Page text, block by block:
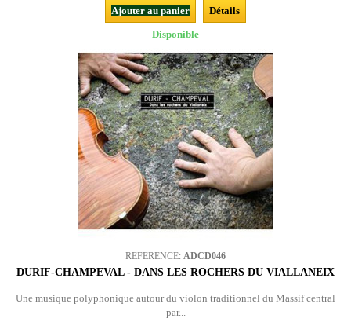
Ajouter au panier
Détails
Disponible
REFERENCE: ADCD046
DURIF-CHAMPEVAL - DANS LES ROCHERS DU VIALLANEIX
Une musique polyphonique autour du violon traditionnel du Massif central
par...